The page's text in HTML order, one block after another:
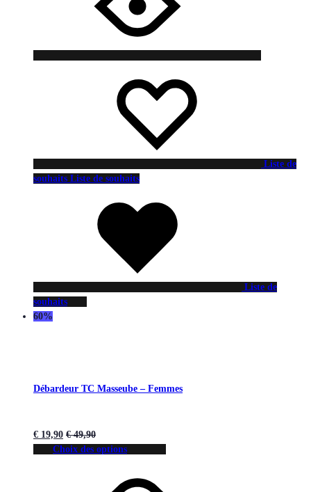
Liste de
souhaits Liste de souhaits
Liste de
souhaits
60%
Débardeur TC Masseube – Femmes
€ 19,90 €49,90
Choix des options